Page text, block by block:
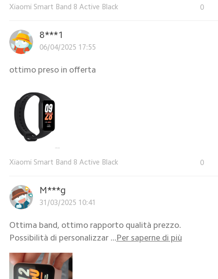
Xiaomi Smart Band 8 Active Black 0
8***1
06/04/2025 17:55
ottimo preso in offerta
Xiaomi Smart Band 8 Active Black 0
M***g
31/03/2025 10:41
Ottima band, ottimo rapporto qualità prezzo.
Possibilità di personalizzar ...Per saperne di più